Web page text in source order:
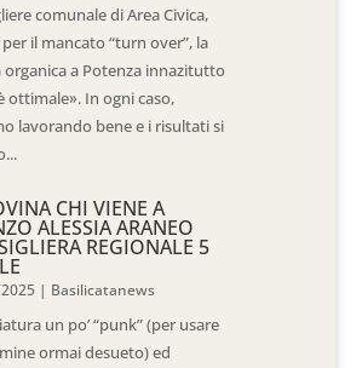
comunale di Area Civica,
il mancato “turn over”, la
organica a Potenza innazitutto
ottimale». In ogni caso,
lavorando bene e i risultati si
CHI VIENE A
ALESSIA ARANEO
REGIONALE 5
| Basilicatanews
un po’ “punk” (per usare
ormai desueto) ed